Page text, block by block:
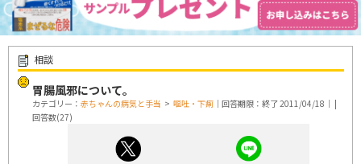
相談
胃腸風邪について。
カテゴリー： 赤ちゃんの病気と手当 > 嘔吐・下痢 ｜回答期限：終了 2011/04/18｜ |
回答数(27)